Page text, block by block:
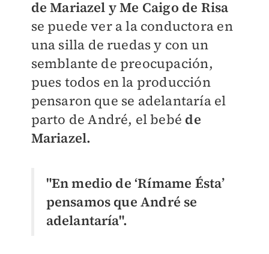
de Mariazel y Me Caigo de Risa
se puede ver a la conductora en
una silla de ruedas y con un
semblante de preocupación,
pues todos en la producción
pensaron que se adelantaría el
parto de André, el bebé de
Mariazel.
"En medio de ‘Rímame Ésta’
pensamos que André se
adelantaría".